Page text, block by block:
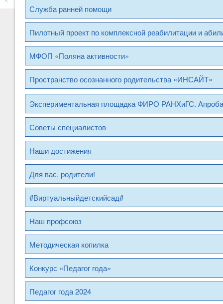
Служба ранней помощи
Пилотный проект по комплексной реабилитации и
МФОП «Поляна активности»
Пространство осознанного родительства «ИНСАЙТ»
Экспериментальная площадка ФИРО РАНХиГС.
Советы специалистов
Наши достижения
Для вас, родители!
#Виртуальныйдетскийсад#
Наш профсоюз
Методическая копилка
Конкурс «Педагог года»
Педагог года 2024